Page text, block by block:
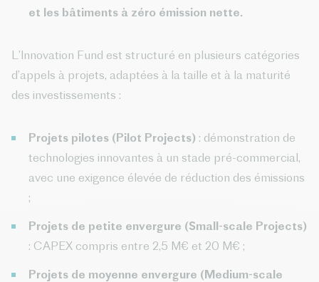
et les bâtiments à zéro émission nette.
L’Innovation Fund est structuré en plusieurs catégories
d’appels à projets, adaptées à la taille et à la maturité
des investissements :
Projets pilotes (Pilot Projects) : démonstration de
technologies innovantes à un stade pré-commercial,
avec une exigence élevée de réduction des émissions
;
Projets de petite envergure (Small-scale Projects)
: CAPEX compris entre 2,5 M€ et 20 M€ ;
Projets de moyenne envergure (Medium-scale